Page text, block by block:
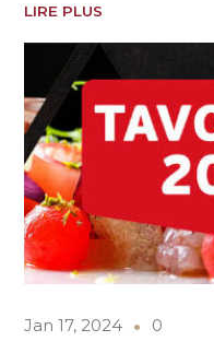
LIRE PLUS
Jan 17, 2024 0